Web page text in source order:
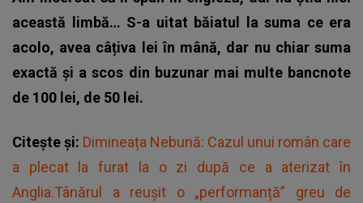
această limbă… S-a uitat băiatul la suma ce era
acolo, avea câțiva lei în mână, dar nu chiar suma
exactă și a scos din buzunar mai multe bancnote
de 100 lei, de 50 lei.
Citește și: Dimineața Nebună: Cazul unui român care
a plecat la furat la o zi după ce a aterizat în
Anglia.Tânărul a reușit o „performanță” greu de